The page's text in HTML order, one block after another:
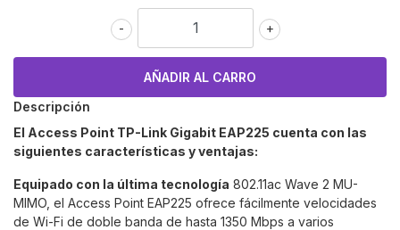
+
-
Descripción
El Access Point TP-Link Gigabit EAP225 cuenta con las
siguientes características y ventajas:
Equipado con la última tecnología 802.11ac Wave 2 MU-
MIMO, el Access Point EAP225 ofrece fácilmente velocidades
de Wi-Fi de doble banda de hasta 1350 Mbps a varios